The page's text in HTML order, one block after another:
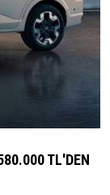
TL'DEN